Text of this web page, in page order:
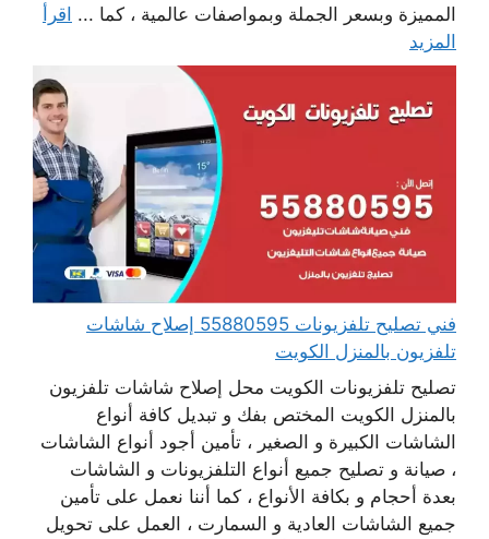
المميزة وبسعر الجملة وبمواصفات عالمية ، كما ... اقرأ
المزيد
فني تصليح تلفزيونات 55880595 إصلاح شاشات
تلفزيون بالمنزل الكويت
تصليح تلفزيونات الكويت محل إصلاح شاشات تلفزيون
بالمنزل الكويت المختص بفك و تبديل كافة أنواع
الشاشات الكبيرة و الصغير ، تأمين أجود أنواع الشاشات
، صيانة و تصليح جميع أنواع التلفزيونات و الشاشات
بعدة أحجام و بكافة الأنواع ، كما أننا نعمل على تأمين
جميع الشاشات العادية و السمارت ، العمل على تحويل